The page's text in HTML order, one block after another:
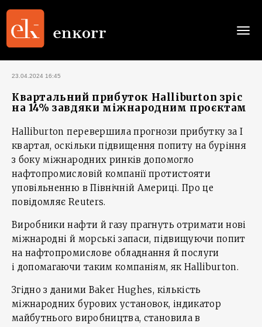
23.04.2024 16:45
Квартальний прибуток Halliburton зріс
на 14% завдяки міжнародним проєктам
Halliburton перевершила прогнози прибутку за І
квартал, оскільки підвищення попиту на буріння
з боку міжнародних ринків допомогло
нафтопромисловій компанії протистояти
уповільненню в Північній Америці. Про це
повідомляє Reuters.
Виробники нафти й газу прагнуть отримати нові
міжнародні й морські запаси, підвищуючи попит
на нафтопромислове обладнання й послуги
і допомагаючи таким компаніям, як Halliburton.
Згідно з даними Baker Hughes, кількість
міжнародних бурових установок, індикатор
майбутнього виробництва, становила в